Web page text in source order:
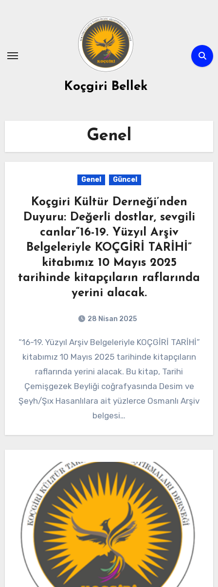
Koçgiri Bellek
Genel
Genel Güncel
Koçgiri Kültür Derneği’nden
Duyuru: Değerli dostlar, sevgili
canlar“16-19. Yüzyıl Arşiv
Belgeleriyle KOÇGİRİ TARİHİ”
kitabımız 10 Mayıs 2025
tarihinde kitapçıların raflarında
yerini alacak.
28 Nisan 2025
“16-19. Yüzyıl Arşiv Belgeleriyle KOÇGİRİ TARİHİ”
kitabımız 10 Mayıs 2025 tarihinde kitapçıların
raflarında yerini alacak. Bu kitap, Tarihi
Çemişgezek Beyliği coğrafyasında Desim ve
Şeyh/Şıx Hasanlılara ait yüzlerce Osmanlı Arşiv
belgesi…